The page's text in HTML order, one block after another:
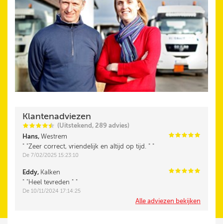
Klantenadviezen
iiiii
@ (Uitstekend, 289 advies)
Hans, Westrem iiiii
"Zeer correct, vriendelijk en altijd op tijd. "
De 7/02/2025 15:23:10
Eddy, Kalken iiiii
"Heel tevreden "
De 10/11/2024 17:14:25
Alle adviezen bekijken